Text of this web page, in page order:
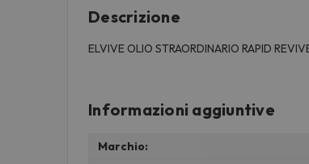
Descrizione
ELVIVE OLIO STRAORDINARIO RAPID
Informazioni aggiuntive
Marchio: